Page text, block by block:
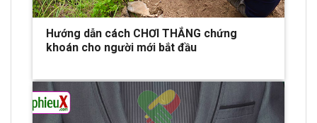
Hướng dẫn cách CHƠI THẮNG chứng
khoán cho người mới bắt đầu